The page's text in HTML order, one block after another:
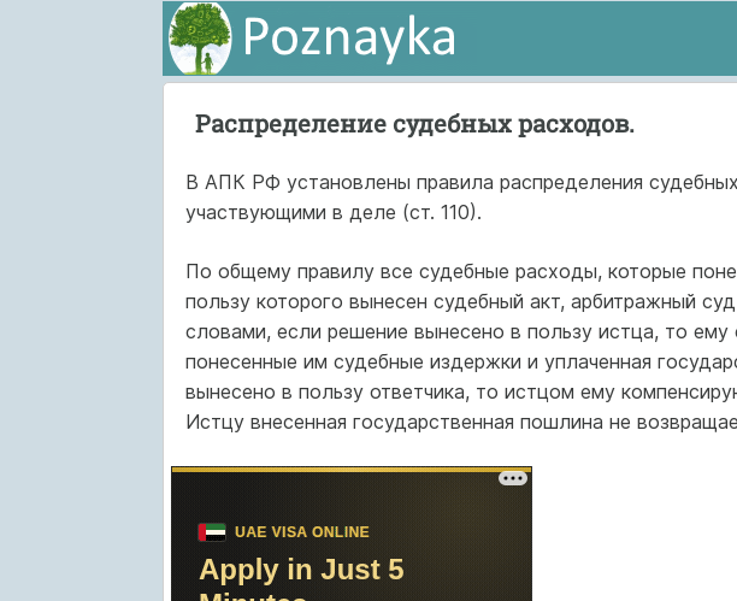
Распределение судебных расходов.
В АПК РФ установлены правила распределения
участвующими в деле (ст. 110).
По общему правилу все судебные расходы, которые
пользу которого вынесен судебный акт, арбитражный
словами, если решение вынесено в пользу истца, то ему
понесенные им судебные издержки и уплаченная
вынесено в пользу ответчика, то истцом ему
Истцу внесенная государственная пошлина не